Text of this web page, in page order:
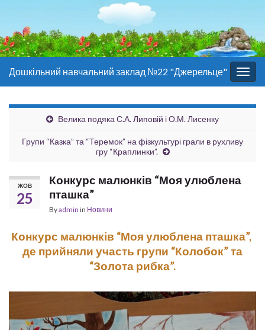
Дошкільний навчальний заклад №22 "Джерельце"
Велика подяка С.А. Липовій і О.М. Лисенку
Групи “Казка” та “Теремок” на фізкультурі грали в рухливу
гру “Краплинки”.
ЖОВ
25
Конкурс малюнків “Моя улюблена
пташка”
Byadmin in Новини
Конкурс малюнків “Моя улюблена пташка”,
де прийняли участь групи “Колобок” та
“Золота рибка”.